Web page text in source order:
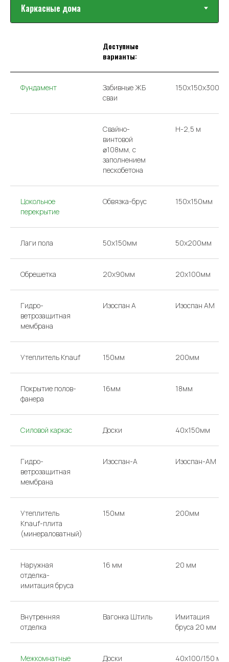
Доступные
варианты:
Фундамент
Забивные ЖБ
сваи
150х150х3000
Свайно-
винтовой
⌀108мм, с
заполнением
пескобетона
H-2,5 м
Цокольное
перекрытие
Обвязка-брус 150x150мм
Лаги пола 50х150мм 50х200мм
Обрешетка 20х90мм 20х100мм
Гидро-
ветрозащитная
мембрана
Изоспан А Изоспан AM
Утеплитель Knauf 150мм 200мм
Покрытие полов-
фанера
16мм 18мм
Силовой каркас Доски 40х150мм
Гидро-
ветрозащитная
мембрана
Изоспан-A Изоспан-AM
Утеплитель
Knauf-плита
(минераловатный)
150мм 200мм
Наружная
отделка-
имитация бруса
16 мм 20 мм
Внутренняя
отделка
Вагонка Штиль
Имитация
бруса 20 мм
Межкомнатные Доски 40х100/150 мм